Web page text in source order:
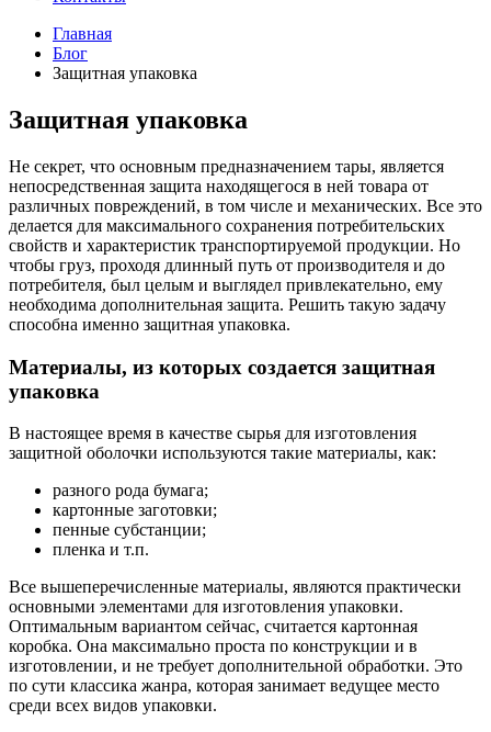
Главная
Блог
Защитная упаковка
Защитная упаковка
Не секрет, что основным предназначением тары, является
непосредственная защита находящегося в ней товара от
различных повреждений, в том числе и механических. Все это
делается для максимального сохранения потребительских
свойств и характеристик транспортируемой продукции. Но
чтобы груз, проходя длинный путь от производителя и до
потребителя, был целым и выглядел привлекательно, ему
необходима дополнительная защита. Решить такую задачу
способна именно защитная упаковка.
Материалы, из которых создается защитная
упаковка
В настоящее время в качестве сырья для изготовления
защитной оболочки используются такие материалы, как:
разного рода бумага;
картонные заготовки;
пенные субстанции;
пленка и т.п.
Все вышеперечисленные материалы, являются практически
основными элементами для изготовления упаковки.
Оптимальным вариантом сейчас, считается картонная
коробка. Она максимально проста по конструкции и в
изготовлении, и не требует дополнительной обработки. Это
по сути классика жанра, которая занимает ведущее место
среди всех видов упаковки.